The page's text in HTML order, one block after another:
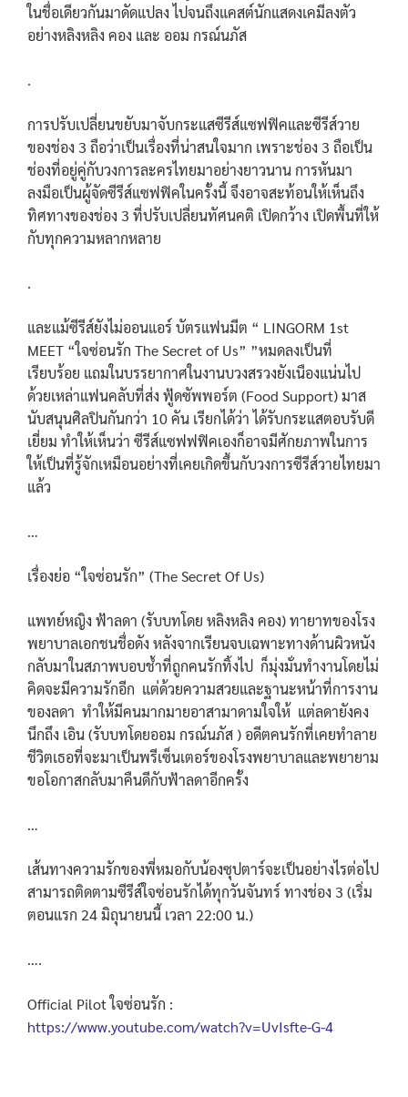
ในชื่อเดียวกันมาดัดแปลง ไปจนถึงแคสต์นักแสดงเคมีลงตัว
อย่างหลิงหลิง คอง และ ออม กรณ์นภัส
.
การปรับเปลี่ยนขยับมาจับกระแสซีรีส์แซฟฟิคและซีรีส์วาย
ของช่อง 3 ถือว่าเป็นเรื่องที่น่าสนใจมาก เพราะช่อง 3 ถือเป็น
ช่องที่อยู่คู่กับวงการละครไทยมาอย่างยาวนาน การหันมา
ลงมือเป็นผู้จัดซีรีส์แซฟฟิคในครั้งนี้ จึงอาจสะท้อนให้เห็นถึง
ทิศทางของช่อง 3 ที่ปรับเปลี่ยนทัศนคติ เปิดกว้าง เปิดพื้นที่ให้
กับทุกความหลากหลาย
.
และแม้ซีรีส์ยังไม่ออนแอร์ บัตรแฟนมีต “ LINGORM 1st
MEET​ “ใจซ่อนรัก The Secret of Us” ”หมดลงเป็นที่
เรียบร้อย แถมในบรรยากาศในงานบวงสรวงยังเนืองแน่นไป
ด้วยเหล่าแฟนคลับที่ส่ง ฟู้ดซัพพอร์ต (Food Support) มาส
นับสนุนศิลปินกันกว่า 10 คัน เรียกได้ว่า ได้รับกระแสตอบรับดี
เยี่ยม ทำให้เห็นว่า ซีรีส์แซฟฟฟิคเองก็อาจมีศักยภาพในการ
ให้เป็นที่รู้จักเหมือนอย่างที่เคยเกิดขึ้นกับวงการซีรีส์วายไทยมา
แล้ว
…
เรื่องย่อ “ใจซ่อนรัก” (The Secret Of Us)
แพทย์หญิง ฟ้าลดา (รับบทโดย หลิงหลิง คอง) ทายาทของโรง
พยาบาลเอกชนชื่อดัง หลังจากเรียนจบเฉพาะทางด้านผิวหนัง
กลับมาในสภาพบอบช้ำที่ถูกคนรักทิ้งไป ก็มุ่งมั่นทำงานโดยไม่
คิดจะมีความรักอีก แต่ด้วยความสวยและฐานะหน้าที่การงาน
ของลดา ทำให้มีคนมากมายอาสามาดามใจให้ แต่ลดายังคง
นึกถึง เอิน (รับบทโดยออม กรณ์นภัส ) อดีตคนรักที่เคยทำลาย
ชีวิตเธอที่จะมาเป็นพรีเซ็นเตอร์ของโรงพยาบาลและพยายาม
ขอโอกาสกลับมาคืนดีกับฟ้าลดาอีกครั้ง
…
เส้นทางความรักของพี่หมอกับน้องซุปตาร์จะเป็นอย่างไรต่อไป
สามารถติดตามซีรีส์ใจซ่อนรักได้ทุกวันจันทร์ ทางช่อง 3 (เริ่ม
ตอนแรก 24 มิถุนายนนี้ เวลา 22:00 น.)
….
Official Pilot ใจซ่อนรัก :
https://www.youtube.com/watch?v=UvIsfte-G-4